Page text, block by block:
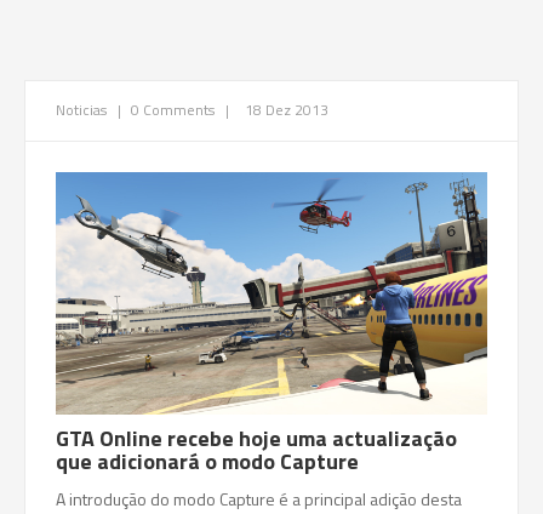
Noticias | 0 Comments | 18 Dez 2013
GTA Online recebe hoje uma actualização
que adicionará o modo Capture
A introdução do modo Capture é a principal adição desta